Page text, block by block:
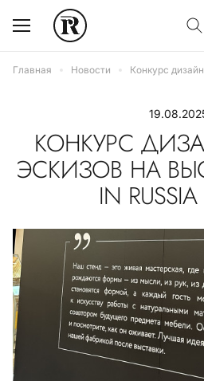
Главная Новости Конкурс
КОНКУРС
ЭСКИЗОВ НА
IN